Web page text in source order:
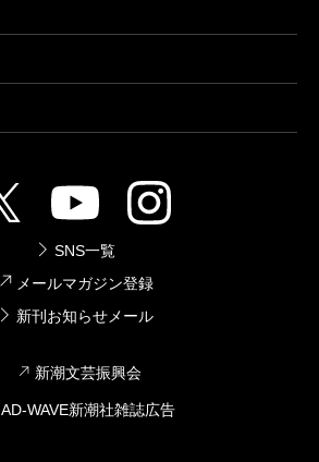
SNS一覧
メールマガジン登録
新刊お知らせメール
新潮文芸振興会
AD-WAVE新潮社雑誌広告